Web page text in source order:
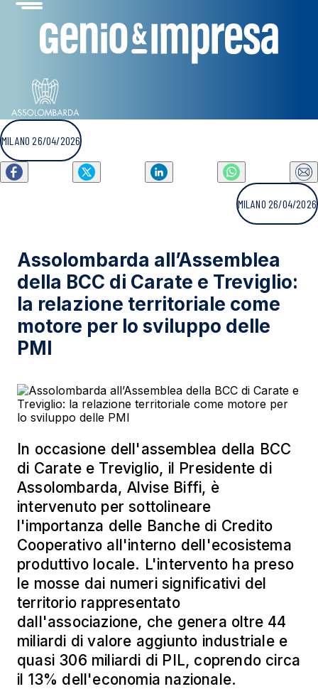
MILANO 26/04/2026
MILANO 26/04/2026
Assolombarda all’Assemblea
della BCC di Carate e Treviglio:
la relazione territoriale come
motore per lo sviluppo delle
PMI
In occasione dell'assemblea della BCC
di Carate e Treviglio, il Presidente di
Assolombarda, Alvise Biffi, è
intervenuto per sottolineare
l'importanza delle Banche di Credito
Cooperativo all'interno dell'ecosistema
produttivo locale. L'intervento ha preso
le mosse dai numeri significativi del
territorio rappresentato
dall'associazione, che genera oltre 44
miliardi di valore aggiunto industriale e
quasi 306 miliardi di PIL, coprendo circa
il 13% dell'economia nazionale.